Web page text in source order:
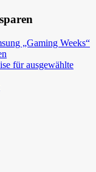
„Gaming Weeks“
für ausgewählte